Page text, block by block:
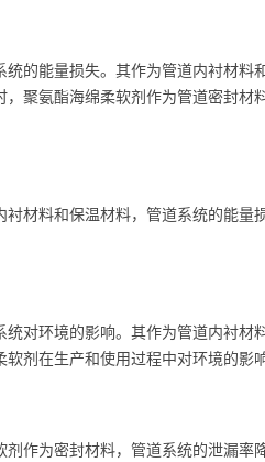
的能量损失。其作为管道内衬材料
聚氨酯海绵柔软剂作为管道密封材
材料和保温材料，管道系统的能量
对环境的影响。其作为管道内衬材
剂在生产和使用过程中对环境的影
作为密封材料，管道系统的泄漏率